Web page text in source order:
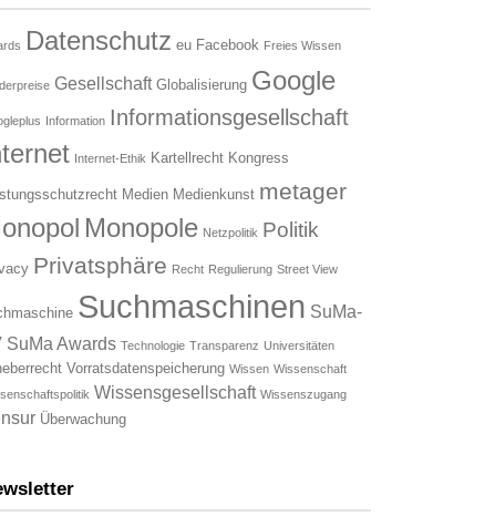
Datenschutz eu Facebook Freies Wissen
Gesellschaft Globalisierung Google
Information Informationsgesellschaft
Internet-Ethik Kartellrecht Kongress
Medien Medienkunst metager
Monopole Netzpolitik Politik
Privatsphäre Recht Regulierung Street View
Suchmaschinen SuMa-
SuMa Awards Technologie Transparenz Universitäten
Vorratsdatenspeicherung Wissen Wissenschaft
Wissensgesellschaft Wissenszugang
Überwachung